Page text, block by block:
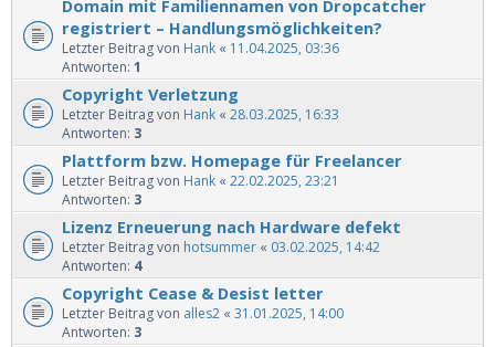
Domain mit Familiennamen von Dropcatcher
registriert – Handlungsmöglichkeiten?
Letzter Beitrag von Hank « 11.04.2025, 03:36
Antworten: 1
Copyright Verletzung
Letzter Beitrag von Hank « 28.03.2025, 16:33
Antworten: 3
Plattform bzw. Homepage für Freelancer
Letzter Beitrag von Hank « 22.02.2025, 23:21
Antworten: 3
Lizenz Erneuerung nach Hardware defekt
Letzter Beitrag von hotsummer « 03.02.2025, 14:42
Antworten: 4
Copyright Cease & Desist letter
Letzter Beitrag von alles2 « 31.01.2025, 14:00
Antworten: 3